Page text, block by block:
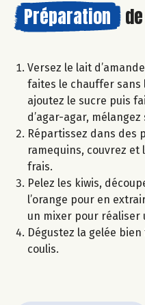
Préparation
Versez le lait
faites le chauffer sans
ajoutez le sucre puis
d’agar-agar,
Répartissez dans des
ramequins, couvrez et
frais.
Pelez les kiwis,
l’orange pour en
un mixer pour réaliser
Dégustez la gelée
coulis.